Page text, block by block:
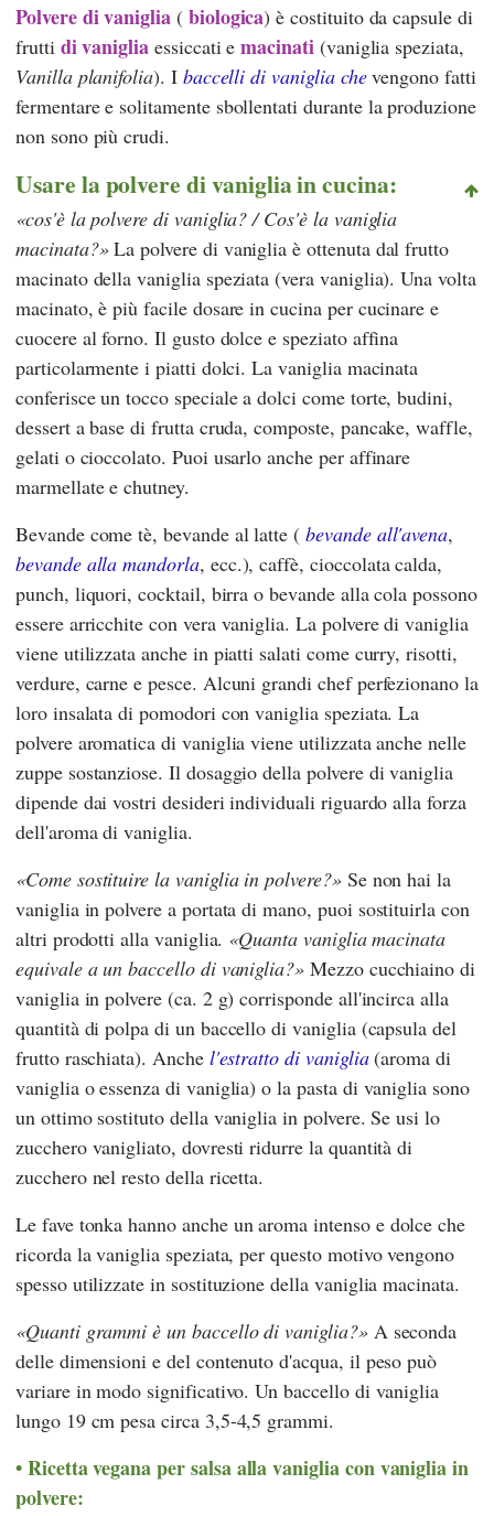
Polvere di vaniglia( biologica) è costituito da capsule di
frutti di vaniglia essiccati emacinati (vaniglia speziata,
Vanilla planifolia). I baccelli di vaniglia chevengono fatti
fermentare e solitamente sbollentati durante la produzione
non sono più crudi.
Usare la polvere di vaniglia in cucina:
cos'è la polvere di vaniglia? / Cos'è la vaniglia
macinata? La polvere di vaniglia è ottenuta dal frutto
macinato della vaniglia speziata (vera vaniglia). Una volta
macinato, è più facile dosare in cucina per cucinare e
cuocere al forno. Il gusto dolce e speziato affina
particolarmente i piatti dolci. La vaniglia macinata
conferisce un tocco speciale a dolci come torte, budini,
dessert a base di frutta cruda, composte, pancake, waffle,
gelati o cioccolato. Puoi usarlo anche per affinare
marmellate e chutney.
Bevande come tè, bevande al latte (bevande all'avena,
bevande alla mandorla, ecc.), caffè, cioccolata calda,
punch, liquori, cocktail, birra o bevande alla cola possono
essere arricchite con vera vaniglia. La polvere di vaniglia
viene utilizzata anche in piatti salati come curry, risotti,
verdure, carne e pesce. Alcuni grandi chef perfezionano la
loro insalata di pomodori con vaniglia speziata. La
polvere aromatica di vaniglia viene utilizzata anche nelle
zuppe sostanziose. Il dosaggio della polvere di vaniglia
dipende dai vostri desideri individuali riguardo alla forza
dell'aroma di vaniglia.
Come sostituire la vaniglia in polvere? Se non hai la
vaniglia in polvere a portata di mano, puoi sostituirla con
altri prodotti alla vaniglia.
Quanta vaniglia macinata
equivale a un baccello di vaniglia? Mezzo cucchiaino di
vaniglia in polvere (ca. 2 g) corrisponde all'incirca alla
quantità di polpa di un baccello di vaniglia (capsula del
frutto raschiata). Anche l'estratto di vaniglia(aroma di
vaniglia o essenza di vaniglia) o la pasta di vaniglia sono
un ottimo sostituto della vaniglia in polvere. Se usi lo
zucchero vanigliato, dovresti ridurre la quantità di
zucchero nel resto della ricetta.
Le fave tonka hanno anche un aroma intenso e dolce che
ricorda la vaniglia speziata, per questo motivo vengono
spesso utilizzate in sostituzione della vaniglia macinata.
Quanti grammi è un baccello di vaniglia? A seconda
delle dimensioni e del contenuto d'acqua, il peso può
variare in modo significativo. Un baccello di vaniglia
lungo 19 cm pesa circa 3,5-4,5 grammi.
Ricetta vegana per salsa alla vaniglia con vaniglia in
polvere: